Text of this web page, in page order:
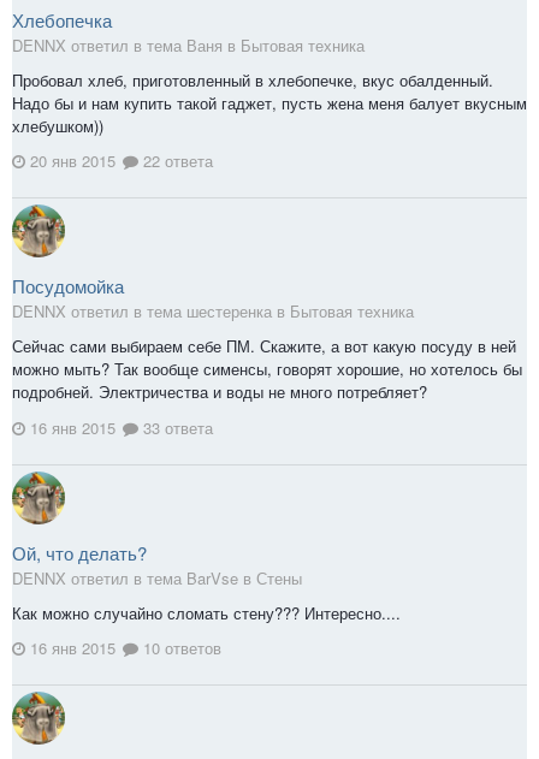
Хлебопечка
DENNX ответил в тема Ваня в Бытовая техника
Пробовал хлеб, приготовленный в хлебопечке, вкус обалденный.
Надо бы и нам купить такой гаджет, пусть жена меня балует вкусным
хлебушком))
20 янв 2015
22 ответа
Посудомойка
DENNX ответил в тема шестеренка в Бытовая техника
Сейчас сами выбираем себе ПМ. Скажите, а вот какую посуду в ней
можно мыть? Так вообще сименсы, говорят хорошие, но хотелось бы
подробней. Электричества и воды не много потребляет?
16 янв 2015
33 ответа
Ой, что делать?
DENNX ответил в тема BarVse в Стены
Как можно случайно сломать стену??? Интересно....
16 янв 2015
10 ответов